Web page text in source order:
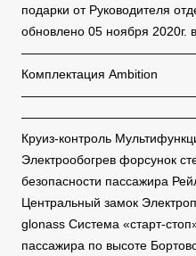
подарки от Руководителя
обновлено 05 ноября 2020г.
Комплектация Ambition
Круиз-контроль
Электрообогрев форсунок
безопасности пассажира
Центральный замок
glonass Система «старт-
пассажира по высоте